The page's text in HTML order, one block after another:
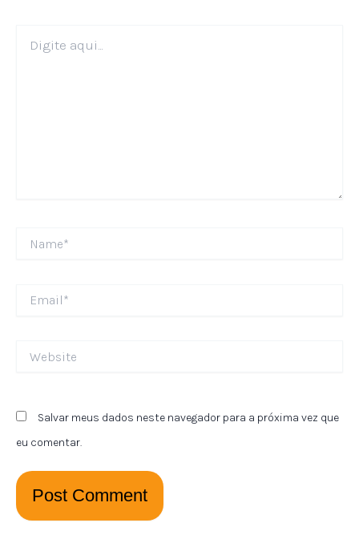
aqui...
Salvar meus dados neste navegador para a próxima vez que
eu comentar.